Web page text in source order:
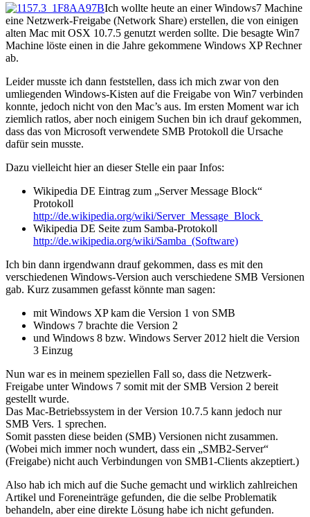
Ich wollte heute an einer Windows7 Machine
eine Netzwerk-Freigabe (Network Share) erstellen, die von einigen
alten Mac mit OSX 10.7.5 genutzt werden sollte. Die besagte Win7
Machine löste einen in die Jahre gekommene Windows XP Rechner
ab.
Leider musste ich dann feststellen, dass ich mich zwar von den
umliegenden Windows-Kisten auf die Freigabe von Win7 verbinden
konnte, jedoch nicht von den Mac’s aus. Im ersten Moment war ich
ziemlich ratlos, aber noch einigem Suchen bin ich drauf gekommen,
dass das von Microsoft verwendete SMB Protokoll die Ursache
dafür sein musste.
Dazu vielleicht hier an dieser Stelle ein paar Infos:
Wikipedia DE Eintrag zum „Server Message Block“
Protokoll
http://de.wikipedia.org/wiki/Server_Message_Block
Wikipedia DE Seite zum Samba-Protokoll
http://de.wikipedia.org/wiki/Samba_(Software)
Ich bin dann irgendwann drauf gekommen, dass es mit den
verschiedenen Windows-Version auch verschiedene SMB Versionen
gab. Kurz zusammen gefasst könnte man sagen:
mit Windows XP kam die Version 1 von SMB
Windows 7 brachte die Version 2
und Windows 8 bzw. Windows Server 2012 hielt die Version
3 Einzug
Nun war es in meinem speziellen Fall so, dass die Netzwerk-
Freigabe unter Windows 7 somit mit der SMB Version 2 bereit
gestellt wurde.
Das Mac-Betriebssystem in der Version 10.7.5 kann jedoch nur
SMB Vers. 1 sprechen.
Somit passten diese beiden (SMB) Versionen nicht zusammen.
(Wobei mich immer noch wundert, dass ein „SMB2-Server“
(Freigabe) nicht auch Verbindungen von SMB1-Clients akzeptiert.)
Also hab ich mich auf die Suche gemacht und wirklich zahlreichen
Artikel und Foreneinträge gefunden, die die selbe Problematik
behandeln, aber eine direkte Lösung habe ich nicht gefunden.